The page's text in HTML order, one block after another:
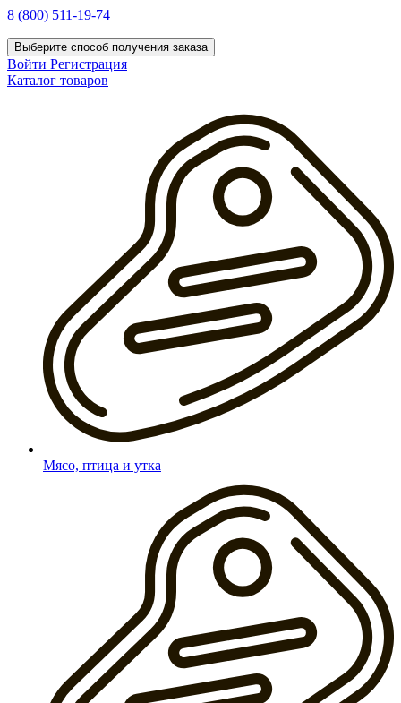
8 (800) 511-19-74
Выберите способ получения заказа
Войти Регистрация
Каталог товаров
Мясо, птица и утка